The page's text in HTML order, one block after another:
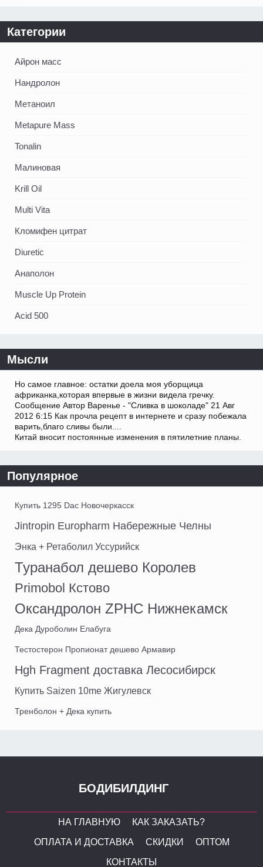
Категории
Айрон масс
Нандролон
Метаноил
Metapure Mass
Tonalin
Малиновая
Krill Oil
Multi Vita
Кломифен цитрат
Diuretic
Анаполон
Muscle Up Protein
Acid 500
Мысли
Но самое главное: остатки доела моя уборщица
африканка,которая впервые в жизни видела гречку.
Сообщение Автор Варенье - "Сливка в шоколаде" 21 Авг
2012 6:15 Как прочла рецепт в интернете и сразу побежала
варить,благо сливы были....
Китай вносит постоянные изменения в пятилетние планы.
Популярное
Купить 1295 Dac Новочеркасск
Jintropin Europharm Набережные Челны
Энка + Ретаболил Уссурийск
Туранабол дешево Королев
Primobol Кстово
Оксандролон ZPHC Нижнекамск
Дека Дуроболин Елабуга
Тестостерон Пропионат дешево Армавир
Hgh Fragment доставка Лесосибирск
Купить Saizen 10me Жигулевск
Тренболон + Дека купить
БОДИБИЛДИНГ
НА ГЛАВНУЮ
КАК ЗАКАЗАТЬ?
ОПЛАТА И ДОСТАВКА
СКИДКИ
ОПТОМ
КОНТАКТЫ